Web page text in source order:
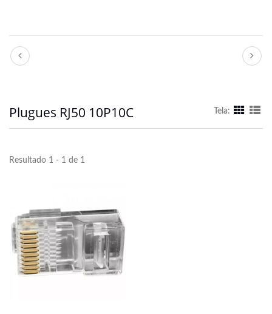
Plugues RJ50 10P10C Tela:
Resultado 1 - 1 de 1